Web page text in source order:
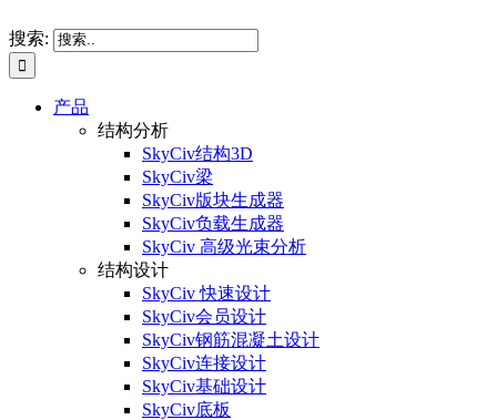
搜索:
产品
结构分析
SkyCiv结构3D
SkyCiv梁
SkyCiv版块生成器
SkyCiv负载生成器
SkyCiv 高级光束分析
结构设计
SkyCiv 快速设计
SkyCiv会员设计
SkyCiv钢筋混凝土设计
SkyCiv连接设计
SkyCiv基础设计
SkyCiv底板